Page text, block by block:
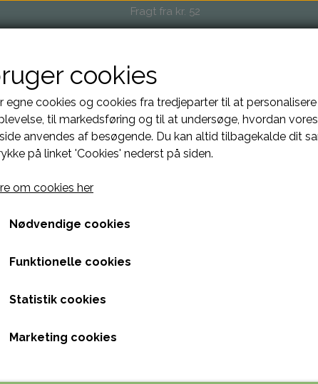
Fragt fra kr. 52
EVENTS OG MARKEDER
cookies
egne cookies og cookies fra tredjeparter til at personalisere
til markedsføring og til at undersøge, hvordan vores
anvendes af besøgende. Du kan altid tilbagekalde dit
på linket 'Cookies' nederst på siden.
om cookies her
Nødvendige cookies
Funktionelle cookies
Statistik cookies
Marketing cookies